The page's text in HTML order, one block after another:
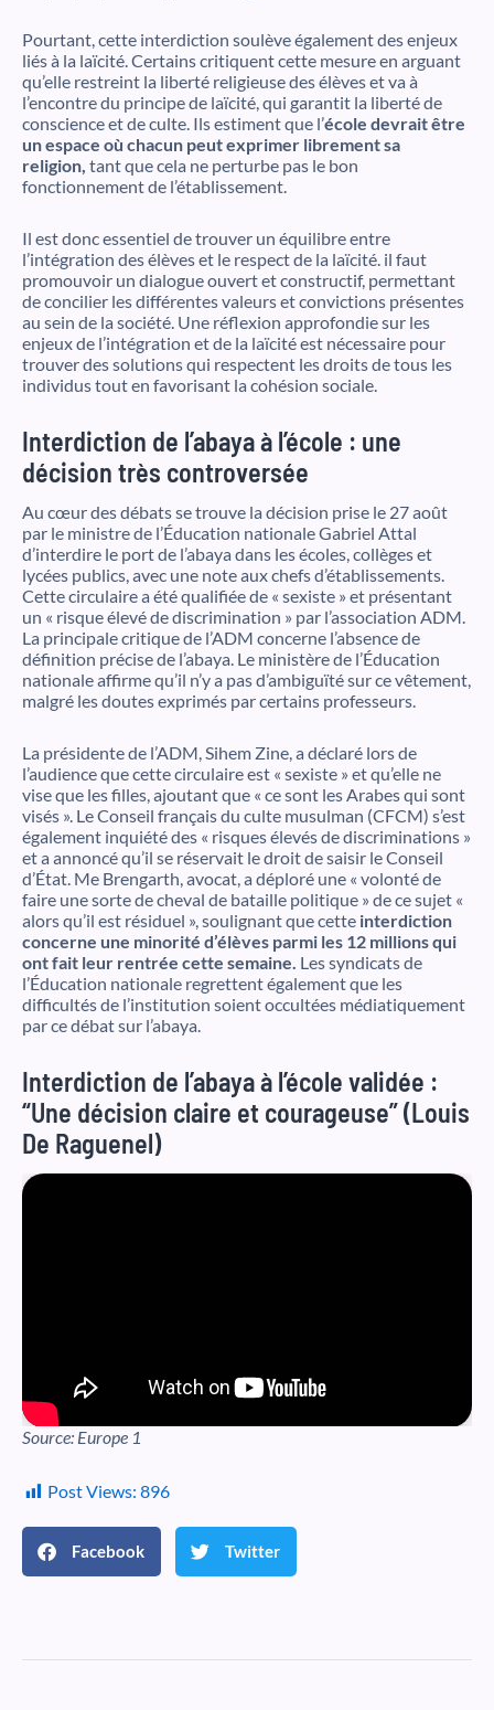
Pourtant, cette interdiction soulève également des enjeux
liés à la laïcité. Certains critiquent cette mesure en arguant
qu’elle restreint la liberté religieuse des élèves et va à
l’encontre du principe de laïcité, qui garantit la liberté de
conscience et de culte. Ils estiment que l’école devrait être
un espace où chacun peut exprimer librement sa
religion, tant que cela ne perturbe pas le bon
fonctionnement de l’établissement.
Il est donc essentiel de trouver un équilibre entre
l’intégration des élèves et le respect de la laïcité. il faut
promouvoir un dialogue ouvert et constructif, permettant
de concilier les différentes valeurs et convictions présentes
au sein de la société. Une réflexion approfondie sur les
enjeux de l’intégration et de la laïcité est nécessaire pour
trouver des solutions qui respectent les droits de tous les
individus tout en favorisant la cohésion sociale.
Interdiction de l’abaya à l’école : une
décision très controversée
Au cœur des débats se trouve la décision prise le 27 août
par le ministre de l’Éducation nationale Gabriel Attal
d’interdire le port de l’abaya dans les écoles, collèges et
lycées publics, avec une note aux chefs d’établissements.
Cette circulaire a été qualifiée de « sexiste » et présentant
un « risque élevé de discrimination » par l’association ADM.
La principale critique de l’ADM concerne l’absence de
définition précise de l’abaya. Le ministère de l’Éducation
nationale affirme qu’il n’y a pas d’ambiguïté sur ce vêtement,
malgré les doutes exprimés par certains professeurs.
La présidente de l’ADM, Sihem Zine, a déclaré lors de
l’audience que cette circulaire est « sexiste » et qu’elle ne
vise que les filles, ajoutant que « ce sont les Arabes qui sont
visés ». Le Conseil français du culte musulman (CFCM) s’est
également inquiété des « risques élevés de discriminations »
et a annoncé qu’il se réservait le droit de saisir le Conseil
d’État. Me Brengarth, avocat, a déploré une « volonté de
faire une sorte de cheval de bataille politique » de ce sujet «
alors qu’il est résiduel », soulignant que cette interdiction
concerne une minorité d’élèves parmi les 12 millions qui
ont fait leur rentrée cette semaine. Les syndicats de
l’Éducation nationale regrettent également que les
difficultés de l’institution soient occultées médiatiquement
par ce débat sur l’abaya.
Interdiction de l’abaya à l’école validée :
“Une décision claire et courageuse” (Louis
De Raguenel)
Source: Europe 1
Post Views: 896
Facebook Twitter